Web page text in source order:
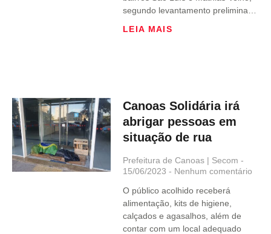
segundo levantamento prelimina…
LEIA MAIS
Canoas Solidária irá
abrigar pessoas em
situação de rua
Prefeitura de Canoas | Secom
15/06/2023
Nenhum comentário
O público acolhido receberá
alimentação, kits de higiene,
calçados e agasalhos, além de
contar com um local adequado